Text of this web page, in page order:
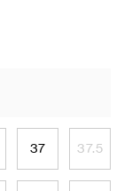
37 37.5